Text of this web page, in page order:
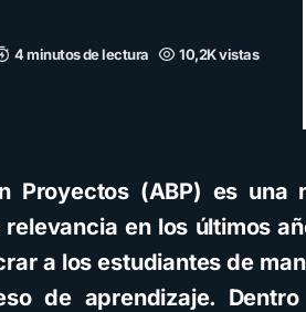
4 minutos de lectura
10,2K vistas
Proyectos (ABP) es una
en los últimos
a los estudiantes de
de aprendizaje.